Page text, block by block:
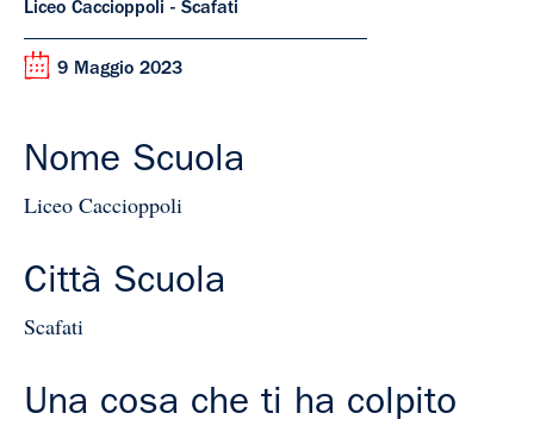
Liceo Caccioppoli - Scafati
9 Maggio 2023
Nome Scuola
Liceo Caccioppoli
Città Scuola
Scafati
Una cosa che ti ha colpito